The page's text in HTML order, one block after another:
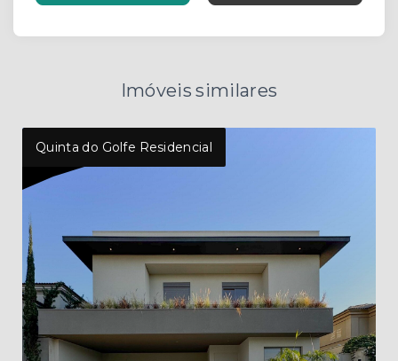
Imóveis similares
Quinta do Golfe Residencial